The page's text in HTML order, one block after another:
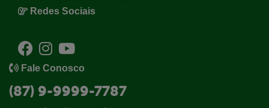
Redes Sociais
Fale Conosco
(87) 9-9999-7787